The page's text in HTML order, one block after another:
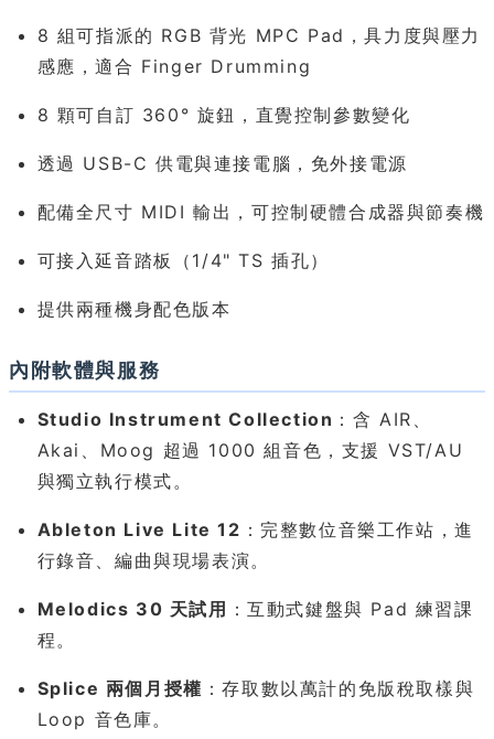
8 組可指派的 RGB 背光 MPC Pad，具力度與壓力
感應，適合 Finger Drumming
8 顆可自訂 360° 旋鈕，直覺控制參數變化
透過 USB-C 供電與連接電腦，免外接電源
配備全尺寸 MIDI 輸出，可控制硬體合成器與節奏機
可接入延音踏板（1/4" TS 插孔）
提供兩種機身配色版本
內附軟體與服務
Studio Instrument Collection ：含 AIR、
Akai、Moog 超過 1000 組音色，支援 VST/AU
與獨立執行模式。
Ableton Live Lite 12 ：完整數位音樂工作站，進
行錄音、編曲與現場表演。
Melodics 30 天試用 ：互動式鍵盤與 Pad 練習課
程。
Splice 兩個月授權 ：存取數以萬計的免版稅取樣與
Loop 音色庫。